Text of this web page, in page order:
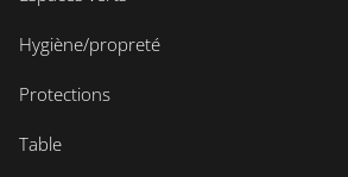
Hygiène/propreté
Protections
Table